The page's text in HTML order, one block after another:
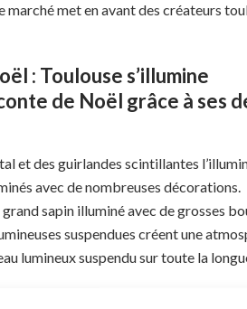
met en avant des créateurs
: Toulouse s’illumine
de Noël grâce à ses
et des guirlandes scintillantes
avec de nombreuses décorations.
grand sapin illuminé avec de grosses
suspendues créent une
lumineux suspendu sur toute la
lumières (généralement dernier